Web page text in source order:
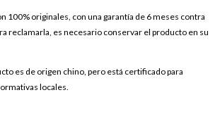
100% originales, con una garantía de 6 meses contra
reclamarla, es necesario conservar el producto en su
es de origen chino, pero está certificado para
locales.